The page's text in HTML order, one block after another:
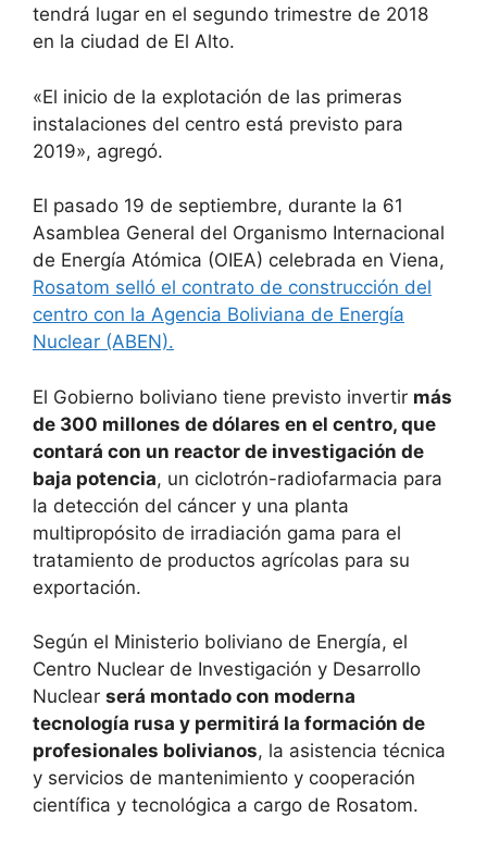
tendrá lugar en el segundo trimestre de 2018
en la ciudad de El Alto.
«El inicio de la explotación de las primeras
instalaciones del centro está previsto para
2019», agregó.
El pasado 19 de septiembre, durante la 61
Asamblea General del Organismo Internacional
de Energía Atómica (OIEA) celebrada en Viena,
Rosatom selló el contrato de construcción del
centro con la Agencia Boliviana de Energía
Nuclear (ABEN).
El Gobierno boliviano tiene previsto invertir más
de 300 millones de dólares en el centro, que
contará con un reactor de investigación de
baja potencia, un ciclotrón-radiofarmacia para
la detección del cáncer y una planta
multipropósito de irradiación gama para el
tratamiento de productos agrícolas para su
exportación.
Según el Ministerio boliviano de Energía, el
Centro Nuclear de Investigación y Desarrollo
Nuclear será montado con moderna
tecnología rusa y permitirá la formación de
profesionales bolivianos, la asistencia técnica
y servicios de mantenimiento y cooperación
científica y tecnológica a cargo de Rosatom.